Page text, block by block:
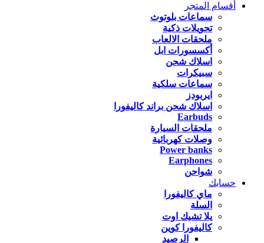
أقسام المتجر
سماعات بلوتوث
تحويلات ذكية
ملحقات الالعاب
أكسسورات ابل
اسلاك شحن
سبيكرات
سماعات سلكية
ايربودز
اسلاك شحن براند كاليفورا
Earbuds
ملحقات السيارة
وصلات كهربائية
Power banks
Earphones
شواحن
حسابك
ماي كاليفورا
السلة
يلا تشيك اوت
كاليفورا كوين
الرصيد